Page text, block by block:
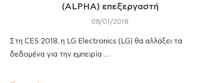
(ALPHA) επεξεργαστή
08/01/2018
Στη CES 2018, η LG Electronics (LG) θα αλλάξει τα
δεδομένα για την εμπειρία …